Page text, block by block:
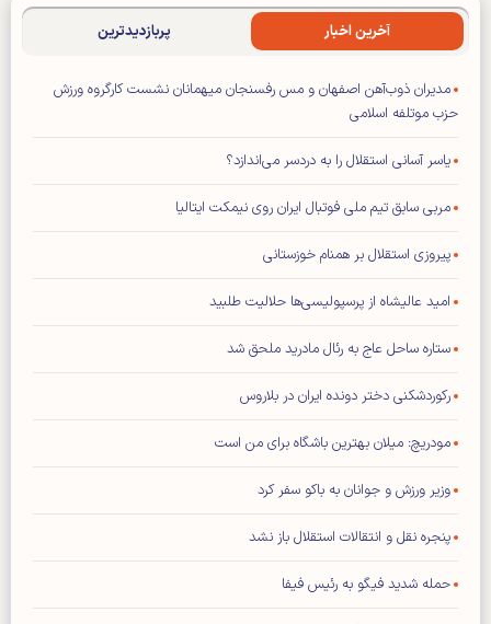
آخرین اخبار پربازدیدترین
مدیران ذوب‌آهن اصفهان و مس رفسنجان میهمانان نشست کارگروه ورزش
حزب موتلفه اسلامی
یاسر آسانی استقلال را به دردسر می‌اندازد؟
مربی سابق تیم ملی فوتبال ایران روی نیمکت ایتالیا
پیروزی استقلال بر همنام خوزستانی
امید عالیشاه از پرسپولیسی‌ها حلالیت طلبید
ستاره ساحل عاج به رئال مادرید ملحق شد
رکوردشکنی دختر دونده ایران در بلاروس
مودریچ: میلان بهترین باشگاه برای من است
وزیر ورزش و جوانان به باکو سفر کرد
پنجره نقل و انتقالات استقلال باز نشد
حمله شدید فیگو به رئیس فیفا